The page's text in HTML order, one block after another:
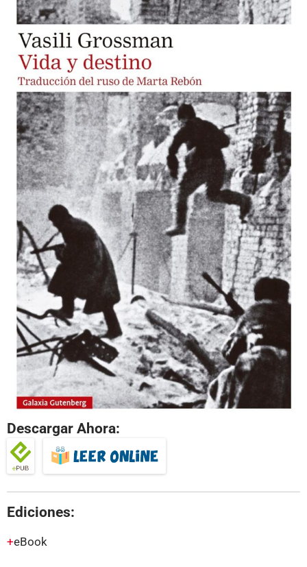
Descargar Ahora:
Ediciones:
eBook